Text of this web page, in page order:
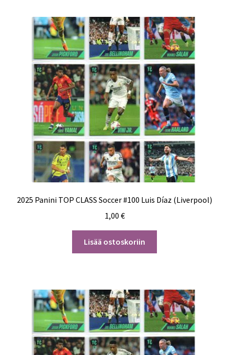
2025 Panini TOP CLASS Soccer #100 Luis Díaz (Liverpool)
1,00 €
Lisää ostoskoriin